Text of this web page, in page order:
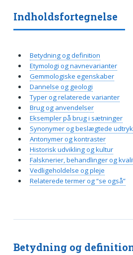
Betydning og
Indholdsfortegnelse
Betydning og definition
Etymologi og navnevarianter
Gemmologiske egenskaber
Dannelse og geologi
Typer og relaterede varianter
Brug og anvendelser
Eksempler på brug i sætninger
Synonymer og beslægtede udtryk
Antonymer og kontraster
Historisk udvikling og kultur
Falsknerier, behandlinger og
Vedligeholdelse og pleje
Relaterede termer og “se også”